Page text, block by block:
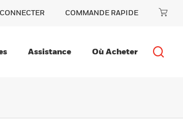
COMMANDE RAPIDE
Assistance Où Acheter